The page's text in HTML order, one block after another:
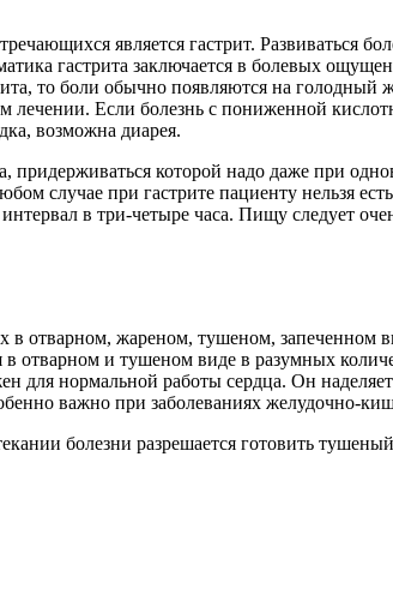
является гастрит. Развиваться
гастрита заключается в болевых
то боли обычно появляются на голодный
лечении. Если болезнь с пониженной
возможна диарея.
придерживаться которой надо даже при
случае при гастрите пациенту нельзя
в три-четыре часа. Пищу следует
отварном, жареном, тушеном, запеченном
и тушеном виде в разумных
для нормальной работы сердца. Он
важно при заболеваниях желудочно-
болезни разрешается готовить